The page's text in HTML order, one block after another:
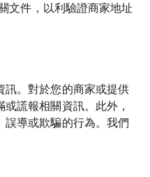
文件，以利驗證商家地址
訊。對於您的商家或提供
謊報相關資訊。此外，
導或欺騙的行為。我們